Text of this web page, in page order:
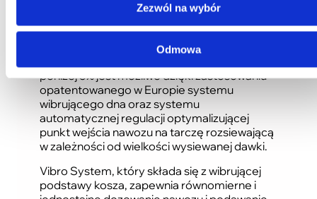
Zezwól na wybór
Odmowa
system Vibro
poniżej 5% jest możliwe dzięki zastosowaniu
opatentowanego w Europie systemu
wibrującego dna oraz systemu
automatycznej regulacji optymalizującej
punkt wejścia nawozu na tarczę rozsiewającą
w zależności od wielkości wysiewanej dawki.
Vibro System, który składa się z wibrującej
podstawy kosza, zapewnia równomierne i